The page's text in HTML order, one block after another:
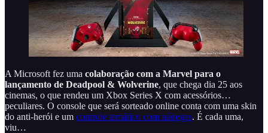
A Microsoft fez uma colaboração com a Marvel para o
lançamento de Deadpool & Wolverine, que chega dia 25 aos
cinemas, o que rendeu um Xbox Series X com acessórios…
peculiares. O console que será sorteado online conta com uma skin
do anti-herói e um controle temático com nádegas. É cada uma,
viu…